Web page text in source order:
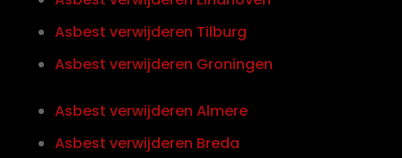
Asbest verwijderen Tilburg
Asbest verwijderen Groningen
Asbest verwijderen Almere
Asbest verwijderen Breda